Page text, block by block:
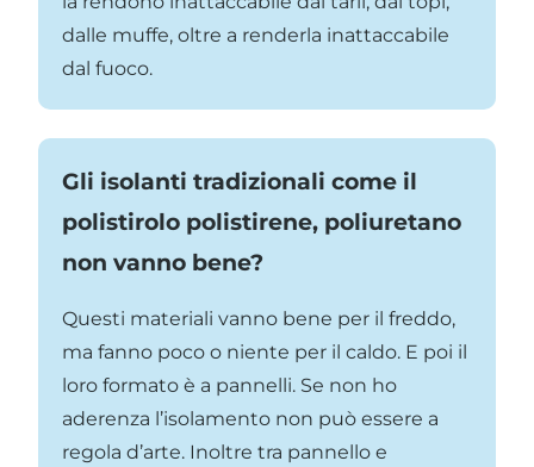
dalle muffe, oltre a renderla inattaccabile
dal fuoco.
Gli isolanti tradizionali come il
polistirolo polistirene, poliuretano
non vanno bene?
Questi materiali vanno bene per il freddo,
ma fanno poco o niente per il caldo. E poi il
loro formato è a pannelli. Se non ho
aderenza l’isolamento non può essere a
regola d’arte. Inoltre tra pannello e